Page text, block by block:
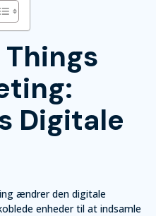
Digitale
ændrer den digitale
enheder til at indsamle